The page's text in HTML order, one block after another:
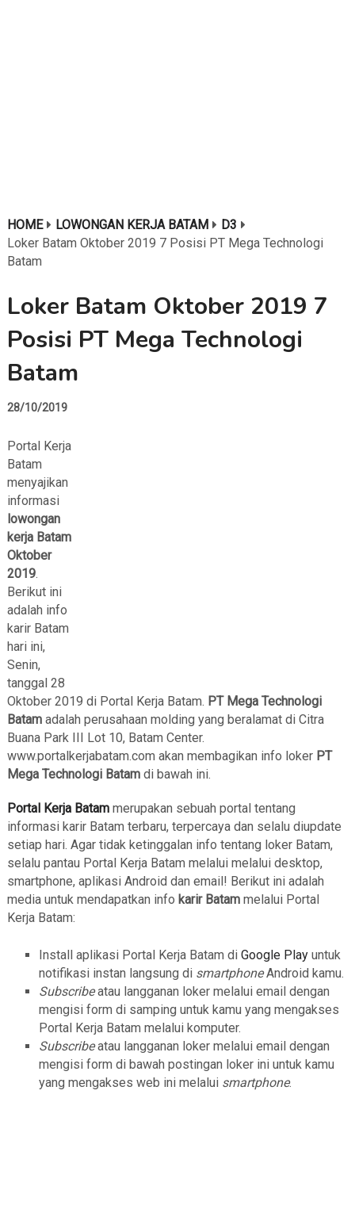
HOME LOWONGAN KERJA BATAM
D3
Loker Batam Oktober 2019 7 Posisi PT Mega Technologi
Batam
Loker Batam Oktober 2019 7
Posisi PT Mega Technologi
Batam
28/10/2019
Portal Kerja
Batam
menyajikan
informasi
lowongan
kerja Batam
Oktober
2019.
Berikut ini
adalah info
karir Batam
hari ini,
Senin,
tanggal 28
Oktober 2019 di Portal Kerja Batam. PT Mega Technologi
Batam adalah perusahaan molding yang beralamat di Citra
Buana Park III Lot 10, Batam Center.
www.portalkerjabatam.com akan membagikan info loker PT
Mega Technologi Batam di bawah ini.
Portal Kerja Batammerupakan sebuah portal tentang
informasi karir Batam terbaru, terpercaya dan selalu diupdate
setiap hari. Agar tidak ketinggalan info tentang loker Batam,
selalu pantau Portal Kerja Batam melalui melalui desktop,
smartphone, aplikasi Android dan email! Berikut ini adalah
media untuk mendapatkan info karir Batammelalui Portal
Kerja Batam:
Install aplikasi Portal Kerja Batam di Google Playuntuk
notifikasi instan langsung di smartphoneAndroid kamu.
Subscribeatau langganan loker melalui email dengan
mengisi form di samping untuk kamu yang mengakses
Portal Kerja Batam melalui komputer.
Subscribeatau langganan loker melalui email dengan
mengisi form di bawah postingan loker ini untuk kamu
yang mengakses web ini melalui smartphone.